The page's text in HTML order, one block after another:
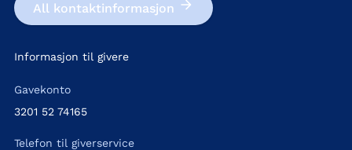
All kontakt­informasjon
Informasjon til givere
Gavekonto
3201 52 74165
Telefon til giverservice